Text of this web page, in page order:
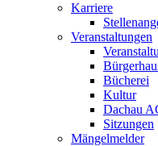
Karriere
Veranstaltungen
Bücherei
Kultur
Dachau
Sitzungen
Mängelmelder